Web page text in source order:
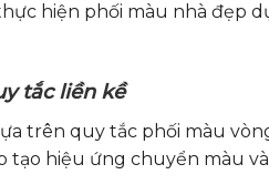
hiện phối màu nhà đẹp
tắc liền kề
trên quy tắc phối màu
tạo hiệu ứng chuyển màu